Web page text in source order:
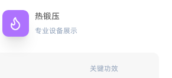
热锻压
专业设备展示
关键功效